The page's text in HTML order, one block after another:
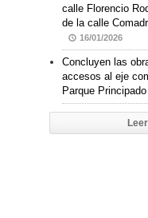
calle Florencio
de la calle
16/01/2026
Concluyen las
accesos al eje
Parque Principado